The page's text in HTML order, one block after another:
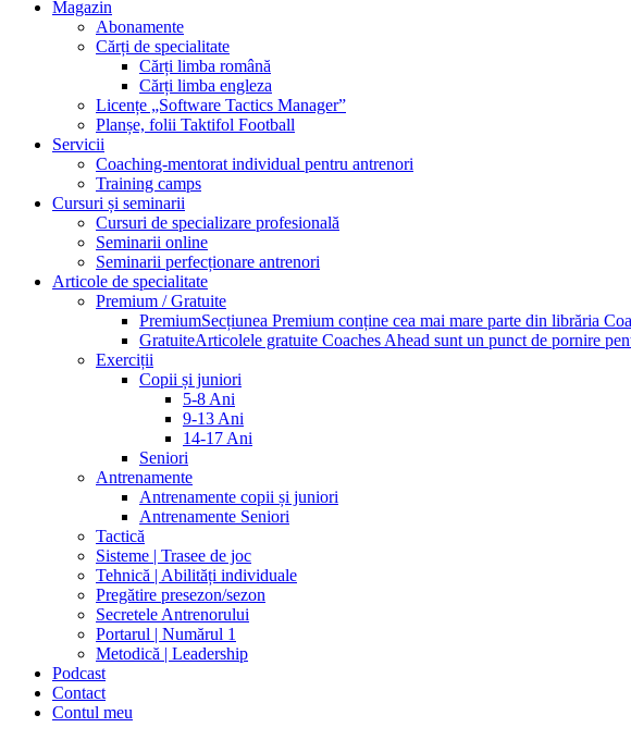
Magazin
Abonamente
Cărți de specialitate
Cărți limba română
Cărți limba engleza
Licențe „Software Tactics Manager”
Planșe, folii Taktifol Football
Servicii
Coaching-mentorat individual pentru antrenori
Training camps
Cursuri și seminarii
Cursuri de specializare profesională
Seminarii online
Seminarii perfecționare antrenori
Articole de specialitate
Premium / Gratuite
PremiumSecțiunea Premium conține cea mai mare parte din librăria
GratuiteArticolele gratuite Coaches Ahead sunt un punct de pornire
Exerciții
Copii și juniori
5-8 Ani
9-13 Ani
14-17 Ani
Seniori
Antrenamente
Antrenamente copii și juniori
Antrenamente Seniori
Tactică
Sisteme | Trasee de joc
Tehnică | Abilități individuale
Pregătire presezon/sezon
Secretele Antrenorului
Portarul | Numărul 1
Metodică | Leadership
Podcast
Contact
Contul meu